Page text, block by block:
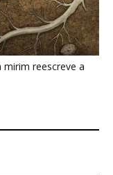
mirim reescreve a